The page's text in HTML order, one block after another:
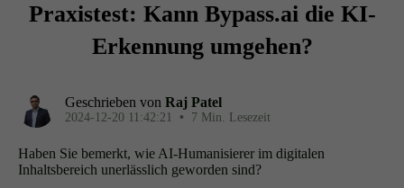
Praxistest: Kann Bypass.ai die KI-
Erkennung umgehen?
Geschrieben von Raj Patel
2024-12-20 11:42:21 • 7 Min. Lesezeit
Haben Sie bemerkt, wie AI-Humanisierer im digitalen
Inhaltsbereich unerlässlich geworden sind?